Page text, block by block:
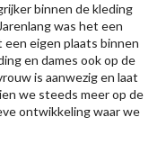
binnen de kleding
was het een
eigen plaats binnen
en dames ook op de
is aanwezig en laat
we steeds meer op de
ontwikkeling waar we